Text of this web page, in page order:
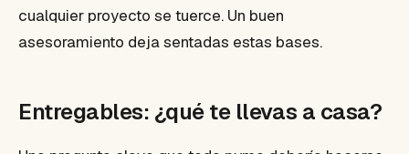
cualquier proyecto se tuerce. Un buen
asesoramiento deja sentadas estas bases.
Entregables: ¿qué te llevas a casa?